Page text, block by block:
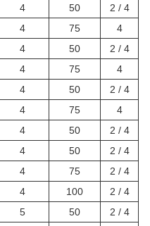
4 50
2 / 4
4 75
4
4 50
2 / 4
4 75
4
4 50
2 / 4
4 75
4
4 50
2 / 4
4 50
2 / 4
4 75
2 / 4
4 100
2 / 4
5 50
2 / 4